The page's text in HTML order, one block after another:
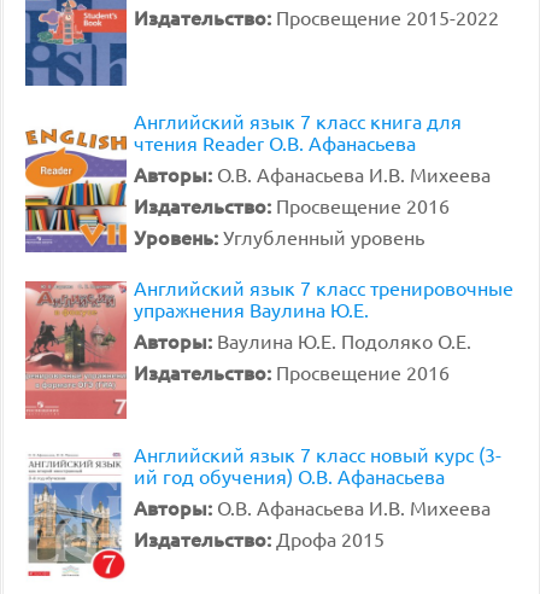
Издательство: Просвещение 2015-2022
Английский язык 7 класс книга для
чтения Reader О.В. Афанасьева
Авторы: О.В. Афанасьева И.В. Михеева
Издательство: Просвещение 2016
Уровень: Углубленный уровень
Английский язык 7 класс тренировочные
упражнения Ваулина Ю.Е.
Авторы: Ваулина Ю.Е. Подоляко О.Е.
Издательство: Просвещение 2016
Английский язык 7 класс новый курс (3-
ий год обучения) О.В. Афанасьева
Авторы: О.В. Афанасьева И.В. Михеева
Издательство: Дрофа 2015